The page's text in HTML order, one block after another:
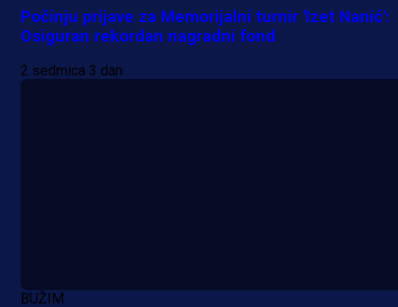
Počinju prijave za Memorijalni turnir 'Izet Nanić':
Osiguran rekordan nagradni fond
2 sedmica 3 dan
BUŽIM